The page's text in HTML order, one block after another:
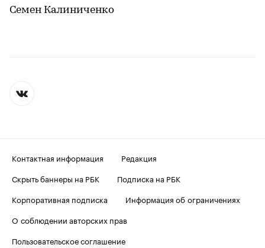
Семен Калиниченко
Контактная информация
Редакция
Скрыть баннеры на РБК
Подписка на РБК
Корпоративная подписка
Информация об ограничениях
О соблюдении авторских прав
Пользовательское соглашение